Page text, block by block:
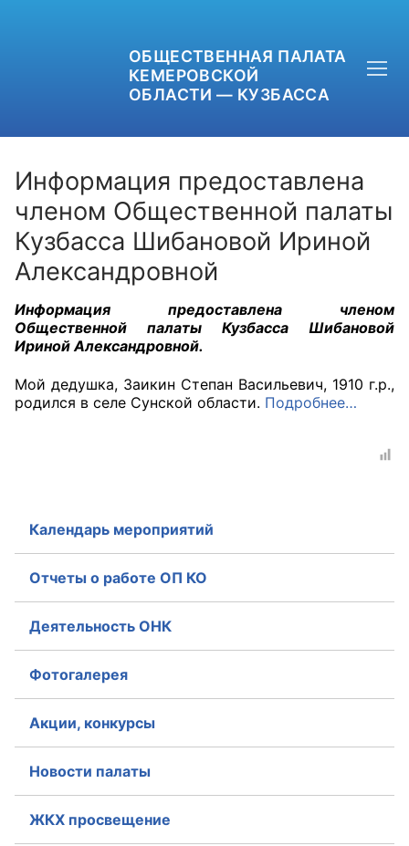
ОБЩЕСТВЕННАЯ ПАЛАТА
КЕМЕРОВСКОЙ
ОБЛАСТИ — КУЗБАССА
+7 (3842) 58-82-40
OPKO42@BK.RU
ОБРАТНАЯ СВЯЗЬ
Общественные советы при территориальных
органах федеральных органов
исполнительной власти
независимой оценки качества условий
О Палате
Структура Палаты
Комиссии
Экспертный совет ОП КО
Информация предоставлена
членом Общественной палаты
Кузбасса Шибановой Ириной
Александровной
Информация предоставлена членом
Общественной палаты Кузбасса Шибановой
Ириной Александровной.
Мой дедушка, Заикин Степан Васильевич, 1910 г.р.,
родился в селе Сунской области. Подробнее…
Календарь мероприятий
Отчеты о работе ОП КО
Деятельность ОНК
Фотогалерея
Акции, конкурсы
Новости палаты
ЖКХ просвещение